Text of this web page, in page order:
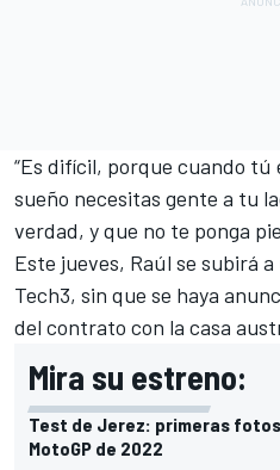
“Es difícil, porque cuando
sueño necesitas gente a tu
verdad, y que no te ponga
Este jueves, Raúl se subirá a
Tech3, sin que se haya
del contrato con la casa
Mira su estreno:
Test de Jerez: primeras
MotoGP de 2022